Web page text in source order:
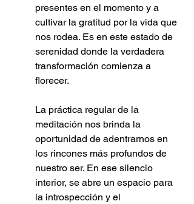
presentes en el momento y a
cultivar la gratitud por la vida que
nos rodea. Es en este estado de
serenidad donde la verdadera
transformación comienza a
florecer.
La práctica regular de la
meditación nos brinda la
oportunidad de adentrarnos en
los rincones más profundos de
nuestro ser. En ese silencio
interior, se abre un espacio para
la introspección y el